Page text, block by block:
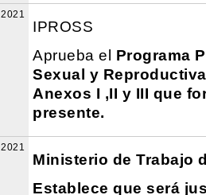
2021
IPROSS
Aprueba el
Programa
Sexual y
Anexos I ,II y III que
presente.
2021
Ministerio de Trabajo
Establece que será